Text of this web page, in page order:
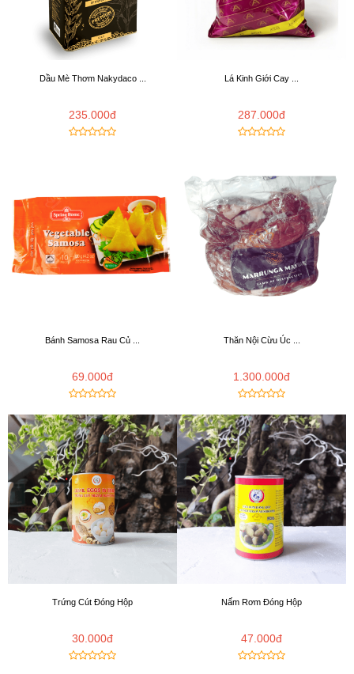
Dầu Mè Thơm Nakydaco ...
235.000đ
Lá Kinh Giới Cay ...
287.000đ
Bánh Samosa Rau Củ ...
69.000đ
Thăn Nội Cừu Úc ...
1.300.000đ
Trứng Cút Đóng Hộp
30.000đ
Nấm Rơm Đóng Hộp
47.000đ